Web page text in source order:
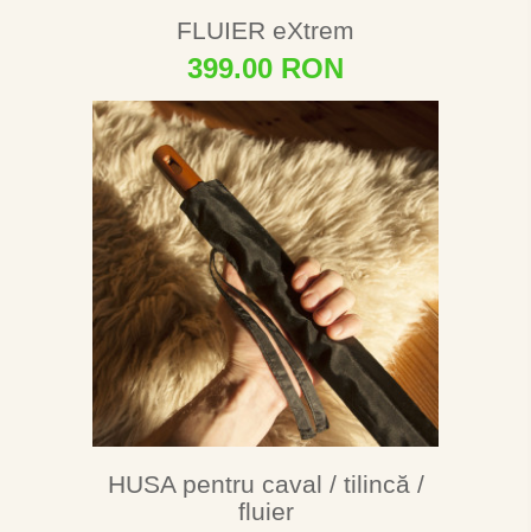
FLUIER eXtrem
399.00 RON
HUSA pentru caval / tilincă /
fluier